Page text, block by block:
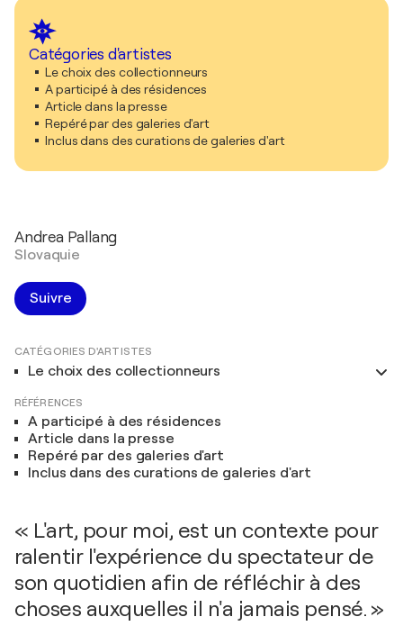
Catégories d'artistes
Le choix des collectionneurs
A participé à des résidences
Article dans la presse
Repéré par des galeries d'art
Inclus dans des curations de galeries d'art
Andrea Pallang
Slovaquie
Suivre
CATÉGORIES D'ARTISTES
Le choix des collectionneurs
RÉFÉRENCES
A participé à des résidences
Article dans la presse
Repéré par des galeries d'art
Inclus dans des curations de galeries d'art
« L'art, pour moi, est un contexte pour
ralentir l'expérience du spectateur de
son quotidien afin de réfléchir à des
choses auxquelles il n'a jamais pensé. »